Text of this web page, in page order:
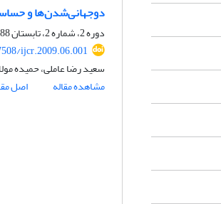
دوجهانی‌شدن‌ها و
دوره 2، شماره 2، تابستان 1388، صفحه
ijcr.2009.06.001
سعید رضا عاملی، حمیده
مشاهده مقاله
اصل